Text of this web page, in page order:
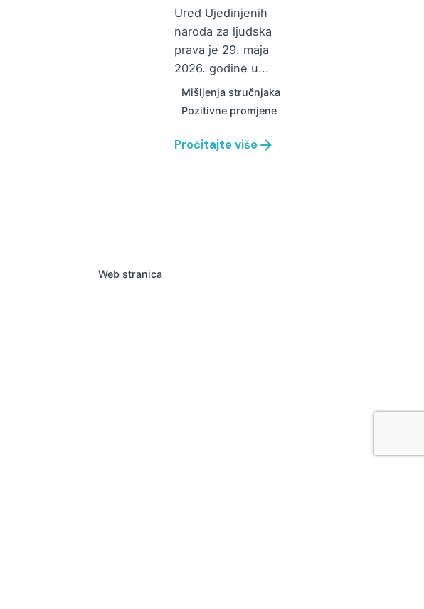
Ured Ujedinjenih
naroda za ljudska
prava je 29. maja
2026. godine u...
Mišljenja stručnjaka
Pozitivne promjene
Pročitajte više
Web stranica